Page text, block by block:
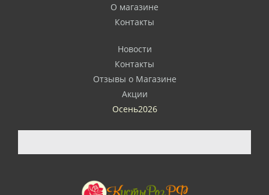
О магазине
Контакты
Новости
Контакты
Отзывы о Магазине
Акции
Осень2026